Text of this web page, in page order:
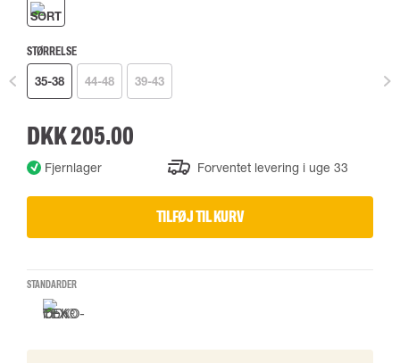
STØRRELSE
35-38 44-48 39-43
DKK 205.00
Fjernlager Forventet levering i uge 33
TILFØJ TIL KURV
STANDARDER